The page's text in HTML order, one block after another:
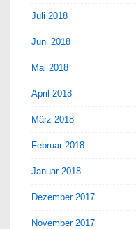
Juli 2018
Juni 2018
Mai 2018
April 2018
März 2018
Februar 2018
Januar 2018
Dezember 2017
November 2017